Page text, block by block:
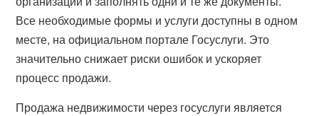
Все необходимые формы и услуги доступны в одном
месте, на официальном портале Госуслуги. Это
значительно снижает риски ошибок и ускоряет
процесс продажи.
Продажа недвижимости через госуслуги является